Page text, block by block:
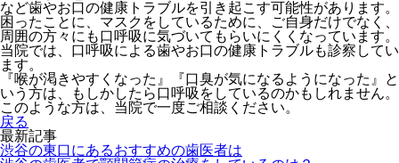
など歯やお口の健康トラブルを引き起こす可能性があります。
困ったことに、マスクをしているために、ご自身だけでなく、
周囲の方々にも口呼吸に気づいてもらいにくくなっています。
当院では、口呼吸による歯やお口の健康トラブルも診察してい
ます。
『喉が渇きやすくなった』『口臭が気になるようになった』と
いう方は、もしかしたら口呼吸をしているのかもしれません。
このような方は、当院で一度ご相談ください。
戻る
最新記事
渋谷の東口にあるおすすめの歯医者は